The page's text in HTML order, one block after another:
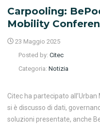
Carpooling:
Mobility
23 Maggio 2025
Posted by: Citec
Categoria: Notizia
Citec ha partecipato
si è discusso di dati,
soluzioni presentate, anche